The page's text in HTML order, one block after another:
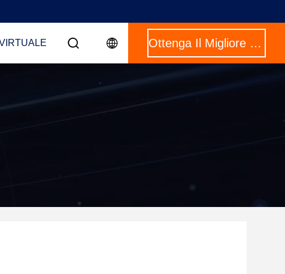
Ottenga Il Migliore Prezzo